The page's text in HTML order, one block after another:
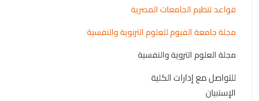
قواعد تنظيم الجامعات المصرية
مجلة جامعة الفيوم للعلوم التربوية والنفسية
مجلة العلوم التروية والنفسية
للتواصل مع إدارات الكلية
الإستبيان